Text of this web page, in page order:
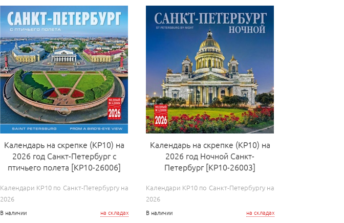
Календарь на скрепке (КР10) на
2026 год Санкт-Петербург с
птичьего полета [КР10-26006]
Календари КР10 по Санкт-Петербургу на
2026
на складах
В наличии
Календарь на скрепке (КР10) на
2026 год Ночной Санкт-
Петербург [КР10-26003]
Календари КР10 по Санкт-Петербургу на
2026
на складах
В наличии